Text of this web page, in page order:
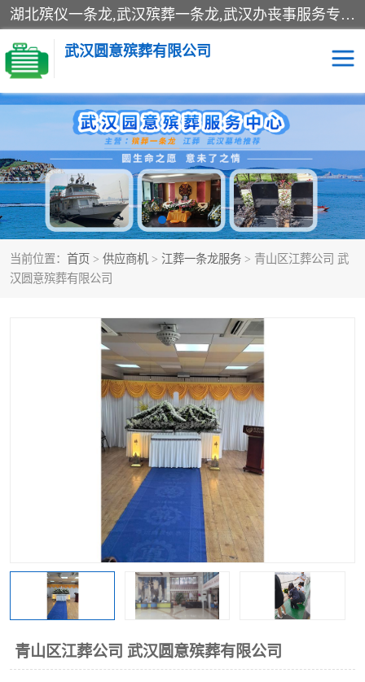
湖北殡仪一条龙,武汉殡葬一条龙,武汉办丧事服务专理红白佛事、病人临终关怀、医院或家中老人去世穿寿衣、灵车遗体接运、殡仪馆告别厅预约、办理火葬场手续、民俗丧事策划、遗体告别仪式、民俗礼仪服务、殡葬礼仪策划、陵园墓位导购、寺庙塔位择吉、往生功德策划、民俗功德策划、异地殡葬礼仪服务、异地骨灰接送返乡
武汉圆意殡葬有限公司
当前位置： 首页 > 供应商机 > 江葬一条龙服务 > 青山区江葬公司 武
汉圆意殡葬有限公司
青山区江葬公司 武汉圆意殡葬有限公司
殡葬一条龙服务 江葬一条龙服务
武汉锦辉天堂文化园 仙鹤湖湿地公园
长乐园陵园 万福净土陵园
武汉市阳逻九龙宫陵园 石门峰人文纪念园